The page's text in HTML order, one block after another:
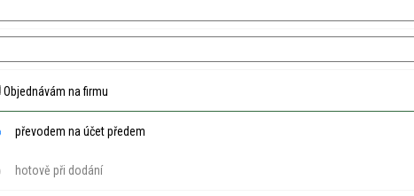
Objednávám na firmu
převodem na účet předem
hotově při dodání